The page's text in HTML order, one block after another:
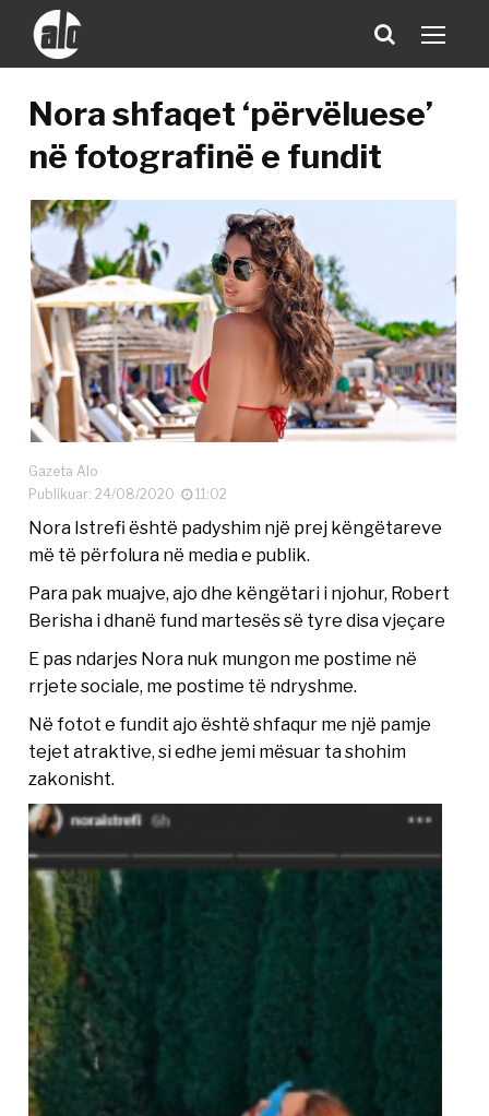
Nora shfaqet ‘përvëluese’
në fotografinë e fundit
Gazeta Alo
Publikuar: 24/08/2020
11:02
Nora Istrefi është padyshim një prej këngëtareve
më të përfolura në media e publik.
Para pak muajve, ajo dhe këngëtari i njohur, Robert
Berisha i dhanë fund martesës së tyre disa vjeçare
E pas ndarjes Nora nuk mungon me postime në
rrjete sociale, me postime të ndryshme.
Në fotot e fundit ajo është shfaqur me një pamje
tejet atraktive, siҫ edhe jemi mësuar ta shohim
zakonisht.